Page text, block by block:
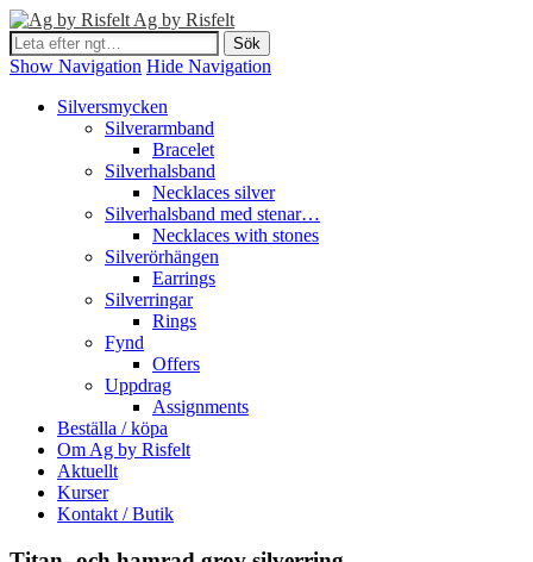
Ag by Risfelt
Show Navigation Hide Navigation
Silversmycken
Silverarmband
Bracelet
Silverhalsband
Necklaces silver
Silverhalsband med stenar…
Necklaces with stones
Silverörhängen
Earrings
Silverringar
Rings
Fynd
Offers
Uppdrag
Assignments
Beställa / köpa
Om Ag by Risfelt
Aktuellt
Kurser
Kontakt / Butik